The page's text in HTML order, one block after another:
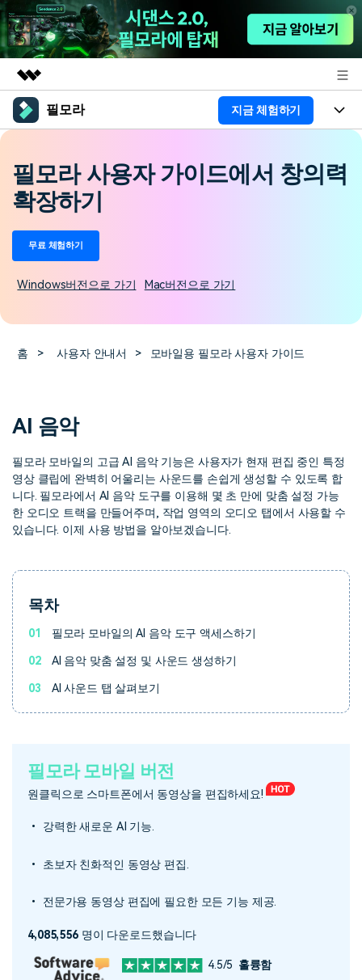
주요 제품
유틸리티
개요
솔루션
회사 소개
뉴스룸
필모라 지금 체험하기
플랫폼
AI
AI 꿀팁
영상 편집 자료실
더 알아보기
검색
필모라 사용자 가이드에서 창의력
확장하기
무료 체험하기
Windows버전으로 가기 Mac버전으로 가기
홈 > 사용자 안내서 > 모바일용 필모라 사용자 가이드
AI 음악
필모라 모바일의 고급 AI 음악 기능은 사용자가 현재 편집 중인 특정
영상 클립에 완벽히 어울리는 사운드를 손쉽게 생성할 수 있도록 합
니다. 필모라에서 AI 음악 도구를 이용해 몇 초 만에 맞춤 설정 가능
한 오디오 트랙을 만들어주며, 작업 영역의 오디오 탭에서 사용할 수
있습니다. 이제 사용 방법을 알아보겠습니다.
목차
01 필모라 모바일의 AI 음악 도구 액세스하기
02 AI 음악 맞춤 설정 및 사운드 생성하기
03 AI 사운드 탭 살펴보기
필모라 모바일 버전
원클릭으로 스마트폰에서 동영상을 편집하세요!
• 강력한 새로운 AI 기능.
• 초보자 친화적인 동영상 편집.
• 전문가용 동영상 편집에 필요한 모든 기능 제공.
4,085,556명이 다운로드했습니다
4.5/5 훌륭함